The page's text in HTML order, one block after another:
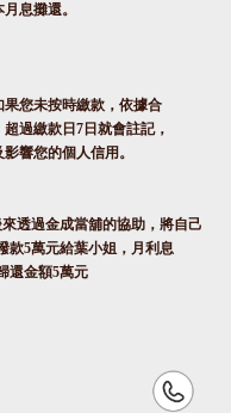
息攤還。
您未按時繳款，依據合
過繳款日7日就會註記，
響您的個人信用。
透過金成當舖的協助，將自己
款5萬元給葉小姐，月利息
還金額5萬元